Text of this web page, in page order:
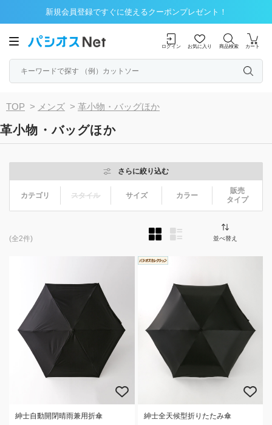
新規会員登録ですぐに使えるクーポンプレゼント！
ログイン お気に入り 商品検索 カート
TOP > メンズ > 革小物・バッグほか
革小物・バッグほか
さらに絞り込む
カテゴリ スタイル サイズ カラー
販売
タイプ
(全2件) 並べ替え
紳士自動開閉晴雨兼用折傘 紳士全天候型折りたたみ傘